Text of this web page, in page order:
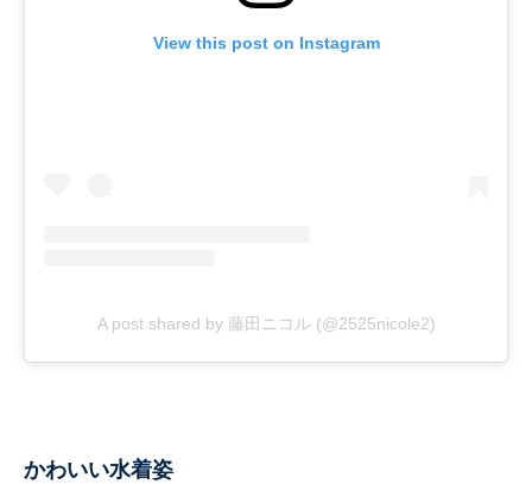
View this post on Instagram
A post shared by 藤田ニコル (@2525nicole2)
かわいい水着姿